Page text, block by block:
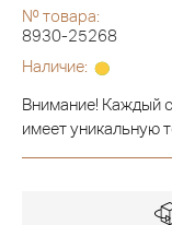
№ товара:
8930-25268
Наличие:
Внимание! Каждый
имеет уникальную